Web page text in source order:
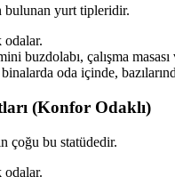
bulunan yurt tipleridir.
buzdolabı, çalışma masası
binalarda oda içinde,
(Konfor Odaklı)
çoğu bu statüdedir.